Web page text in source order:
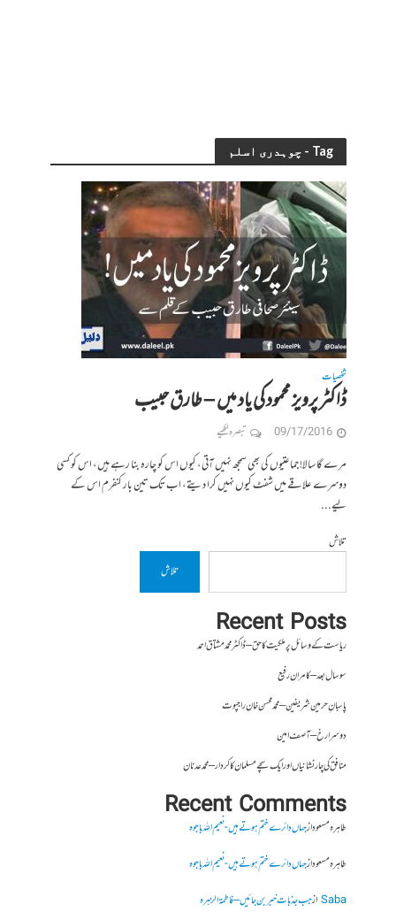
Tag - چوہدری اسلم
شخصیات
ڈاکٹر پرویز محمود کی یاد میں – طارق حبیب
09/17/2016 تبصرہ لکھیے
مرے گا سالا! جماعتیوں کی بھی سمجھ نہیں آتی، کیوں اس کو چارہ بنا رہے ہیں، اس کو کسی
دوسرے علاقے میں شفٹ کیوں نہیں کرا دیتے، اب تک تین بار کنفرم اس کے
لیے...
تلاش
تلاش
Recent Posts
ریاست کے وسائل پر ملکیت کا حق – ڈاکٹر محمد مشتاق احمد
سو سال بعد – کامران رفیع
پاسبانِ حرمین شریفین – محمد محسن خان راجپوت
دوسرا رخ – آصف امین
منافق کی چار نشانیاں اور ایک سچے مسلمان کا کردار – محمد عدنان
Recent Comments
طاہرہ مسعودازجہاں دائرے ختم ہوتے ہیں- نعیم اللہ باجوہ
طاہرہ مسعودازجہاں دائرے ختم ہوتے ہیں- نعیم اللہ باجوہ
Sabaازجب جذبات خبر بن جائیں – فاطمۃالزہرہ